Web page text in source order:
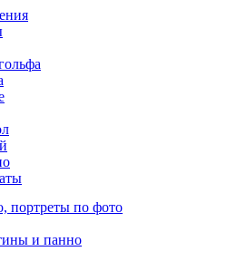
портреты по фото
и панно